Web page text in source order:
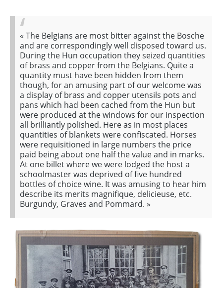
« The Belgians are most bitter against the Bosche
and are correspondingly well disposed toward us.
During the Hun occupation they seized quantities
of brass and copper from the Belgians. Quite a
quantity must have been hidden from them
though, for an amusing part of our welcome was
a display of brass and copper utensils pots and
pans which had been cached from the Hun but
were produced at the windows for our inspection
all brilliantly polished. Here as in most places
quantities of blankets were confiscated. Horses
were requisitioned in large numbers the price
paid being about one half the value and in marks.
At one billet where we were lodged the host a
schoolmaster was deprived of five hundred
bottles of choice wine. It was amusing to hear him
describe its merits magnifique, delicieuse, etc.
Burgundy, Graves and Pommard. »